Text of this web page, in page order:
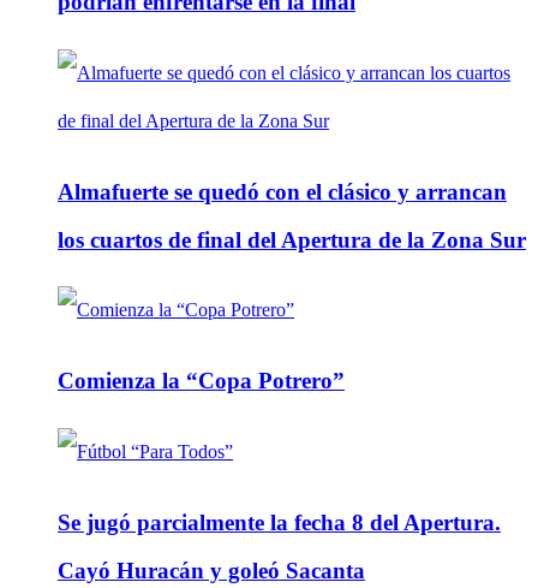
Almafuerte se quedó con el clásico y arrancan
los cuartos de final del Apertura de la Zona Sur
Comienza la “Copa Potrero”
Se jugó parcialmente la fecha 8 del Apertura.
Cayó Huracán y goleó Sacanta